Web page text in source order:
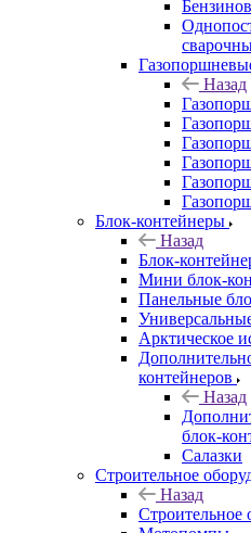
Назад
Блок-контейнеры
Назад
Блок-
Мини блок-
Панельные
Арктическое
контейнеров
Назад
блок-
Салазки
Строительное
Назад
Строительное